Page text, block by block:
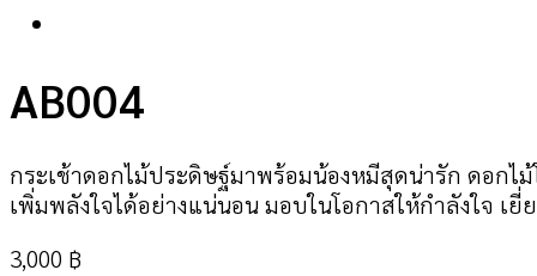
AB004
กระเช้าดอกไม้ประดิษฐ์มาพร้อมน้องหมีสุดน่ารัก ดอก
เพิ่มพลังใจได้อย่างแน่นอน มอบในโอกาสให้กำลังใจ
3,000 ฿